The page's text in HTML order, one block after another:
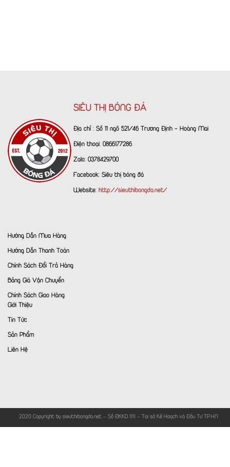
SIÊU THỊ BÓNG ĐÁ
Địa chỉ : Số 11 ngõ 521/46 Trương Định - Hoàng Mai
Điện thoại: 0866177286
Zalo: 0378429700
Facebook: Siêu thị bóng đá
Website: http://sieuthibongda.net/
Hướng Dẫn Mua Hàng
Hướng Dẫn Thanh Toán
Chính Sách Đổi Trả Hàng
Bảng Giá Vận Chuyển
Chính Sách Giao Hàng
Giới Thiệu
Tin Tức
Sản Phẩm
Liên Hệ
© 2020 Copyright by sieuthibongda.net – Số ĐKKD 1111 – Tại sở Kế Hoạch và Đầu Tư TP.HN